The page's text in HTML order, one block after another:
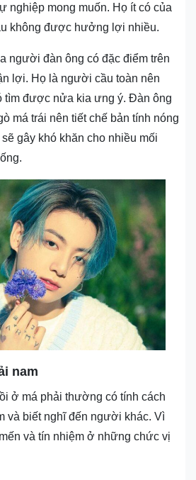
nghiệp mong muốn. Họ ít có của
không được hưởng lợi nhiều.
người đàn ông có đặc điểm trên
lợi. Họ là người cầu toàn nên
tìm được nửa kia ưng ý. Đàn ông
má trái nên tiết chế bản tính nóng
gây khó khăn cho nhiều mối
nam
ở má phải thường có tính cách
và biết nghĩ đến người khác. Vì
và tín nhiệm ở những chức vị